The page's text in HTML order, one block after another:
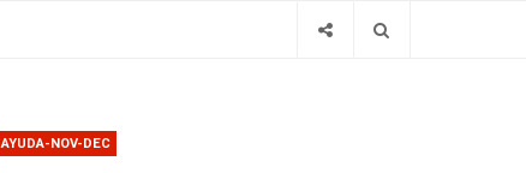
AYUDA-NOV-DEC